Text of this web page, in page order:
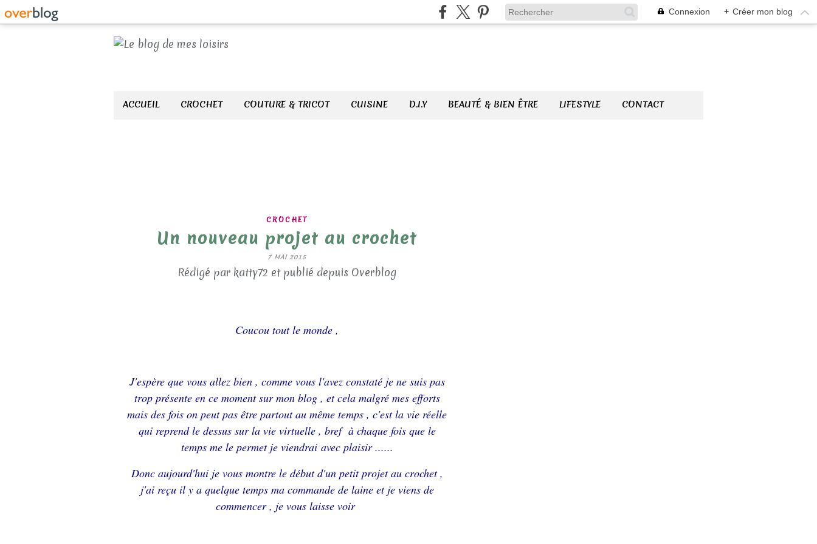
Connexion + Créer mon blog
ACCUEIL CROCHET COUTURE & TRICOT CUISINE D.I.Y BEAUTÉ & BIEN ÊTRE LIFESTYLE CONTACT
CROCHET
Un nouveau projet au crochet
7 MAI 2015
Rédigé par katty72 et publié depuis Overblog
Coucou tout le monde ,
J'espère que vous allez bien , comme vous l'avez constaté je ne suis pas
trop présente en ce moment sur mon blog , et cela malgré mes efforts
mais des fois on peut pas être partout au même temps , c'est la vie réelle
qui reprend le dessus sur la vie virtuelle , bref à chaque fois que le
temps me le permet je viendrai avec plaisir ......
Donc aujourd'hui je vous montre le début d'un petit projet au crochet ,
j'ai reçu il y a quelque temps ma commande de laine et je viens de
commencer , je vous laisse voir